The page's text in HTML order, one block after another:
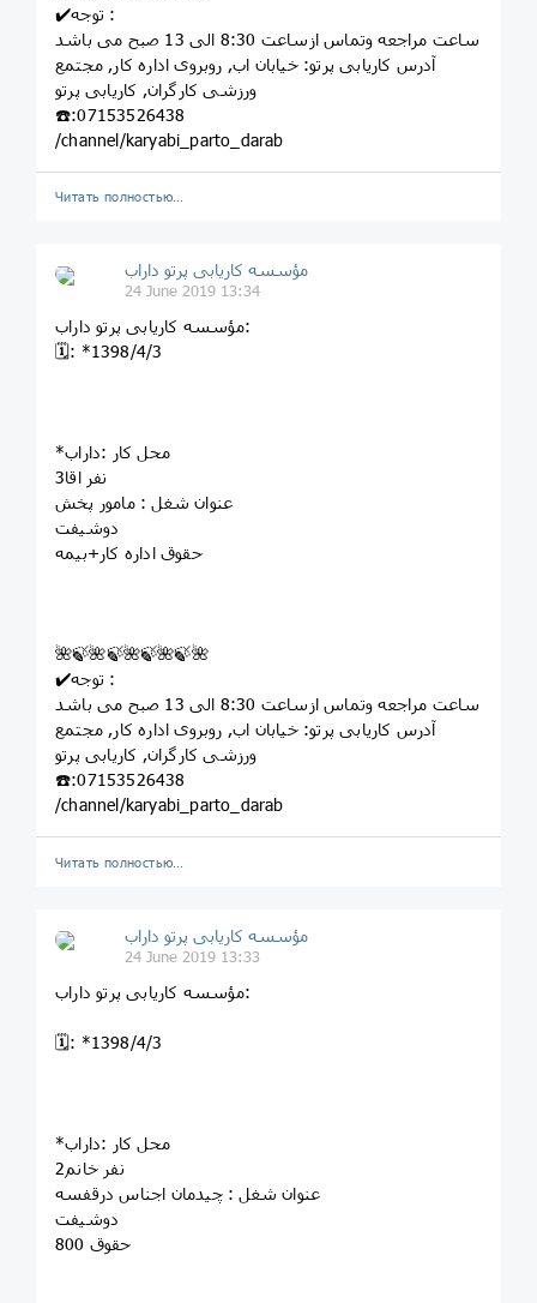
✔️توجه :
ساعت مراجعه وتماس ازساعت 8:30 الی 13 صبح می باشد
آدرس کاریابی پرتو: خيابان اب, روبروى اداره کار, مجتمع
ورزشى کارگران, کاريابى پرتو
☎️:07153526438
/channel/karyabi_parto_darab
Читать полностью…
مؤسسه کاريابى پرتو داراب
24 June 2019 13:34
مؤسسه کاريابى پرتو داراب:
🗓: *1398/4/3
*محل کار :داراب
3نفر اقا
عنوان شغل : مامور پخش
دوشیفت
حقوق اداره کار+بیمه
🌺🍃🌺🍃🌺🍃🌺🍃🌺
✔️توجه :
ساعت مراجعه وتماس ازساعت 8:30 الی 13 صبح می باشد
آدرس کاریابی پرتو: خيابان اب, روبروى اداره کار, مجتمع
ورزشى کارگران, کاريابى پرتو
☎️:07153526438
/channel/karyabi_parto_darab
Читать полностью…
مؤسسه کاريابى پرتو داراب
24 June 2019 13:33
مؤسسه کاريابى پرتو داراب:
🗓: *1398/4/3
*محل کار :داراب
2نفر خانم
عنوان شغل : چیدمان اجناس درقفسه
دوشیفت
حقوق 800